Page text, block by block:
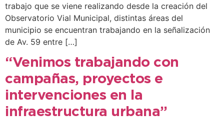
trabajo que se viene realizando desde la creación del
Observatorio Vial Municipal, distintas áreas del
municipio se encuentran trabajando en la señalización
de Av. 59 entre […]
“Venimos trabajando con
campañas, proyectos e
intervenciones en la
infraestructura urbana”